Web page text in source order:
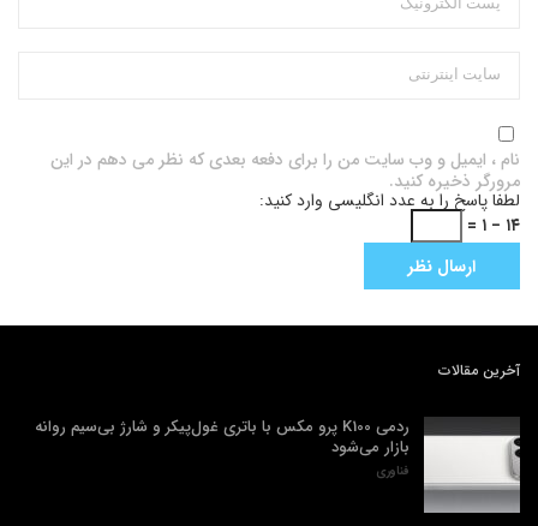
نام ، ایمیل و وب سایت من را برای دفعه بعدی که نظر می دهم در این
مرورگر ذخیره کنید.
لطفا پاسخ را به عدد انگلیسی وارد کنید:
۱۴ − ۱ =
آخرین مقالات
ردمی K100 پرو مکس با باتری غول‌پیکر و شارژ بی‌سیم روانه
بازار می‌شود
فناوری